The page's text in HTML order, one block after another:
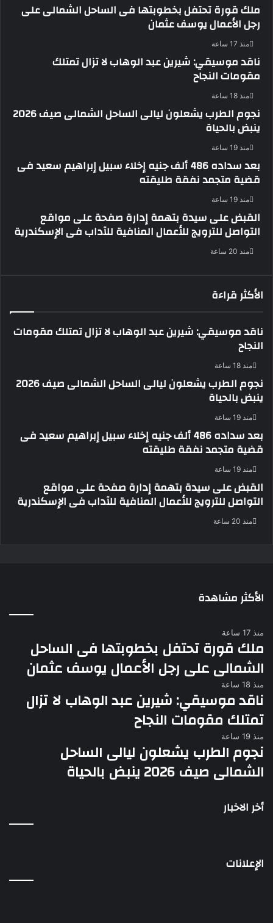
ملك قورة تحتفل بخطوبتها فى الساحل الشمالى على
رجل الأعمال يوسف عثمان
منذ 17 ساعة
ناقد موسيقي: شيرين عبد الوهاب لا تزال تمتلك
مقومات النجاح
منذ 18 ساعة
نجوم الطرب يشعلون ليالى الساحل الشمالى صيف 2026
ينبض بالحياة
منذ 19 ساعة
بعد سداده 486 ألف جنيه إخلاء سبيل إبراهيم سعيد فى
قضية متجمد نفقة طليقته
منذ 19 ساعة
القبض على سيدة بتهمة إدارة صفحة على مواقع
التواصل للترويج للأعمال المنافية للآداب فى الإسكندرية
منذ 20 ساعة
الأكثر قراءة
ناقد موسيقي: شيرين عبد الوهاب لا تزال تمتلك مقومات
النجاح
منذ 18 ساعة
نجوم الطرب يشعلون ليالى الساحل الشمالى صيف 2026
ينبض بالحياة
منذ 19 ساعة
بعد سداده 486 ألف جنيه إخلاء سبيل إبراهيم سعيد فى
قضية متجمد نفقة طليقته
منذ 19 ساعة
القبض على سيدة بتهمة إدارة صفحة على مواقع
التواصل للترويج للأعمال المنافية للآداب فى الإسكندرية
منذ 20 ساعة
الأكثر مشاهدة
منذ 17 ساعة
ملك قورة تحتفل بخطوبتها فى الساحل
الشمالى على رجل الأعمال يوسف عثمان
منذ 18 ساعة
ناقد موسيقي: شيرين عبد الوهاب لا تزال
تمتلك مقومات النجاح
منذ 19 ساعة
نجوم الطرب يشعلون ليالى الساحل
الشمالى صيف 2026 ينبض بالحياة
أخر الاخبار
الإعلانات